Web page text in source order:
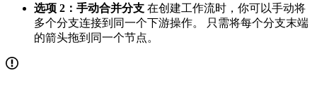
选项 2：手动合并分支 在创建工作流时，你可以手动将
多个分支连接到同一个下游操作。 只需将每个分支末端
的箭头拖到同一个节点。